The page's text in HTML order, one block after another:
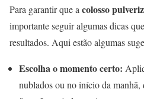
Para garantir que a colosso
importante seguir algumas dicas
resultados. Aqui estão algumas
Escolha o momento certo:
nublados ou no início da manhã,